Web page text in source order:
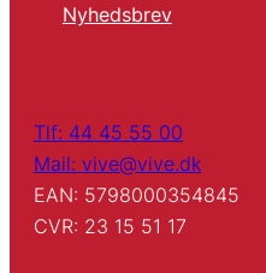
Nyhedsbrev
Tlf: 44 45 55 00
Mail: vive@vive.dk
EAN: 5798000354845
CVR: 23 15 51 17